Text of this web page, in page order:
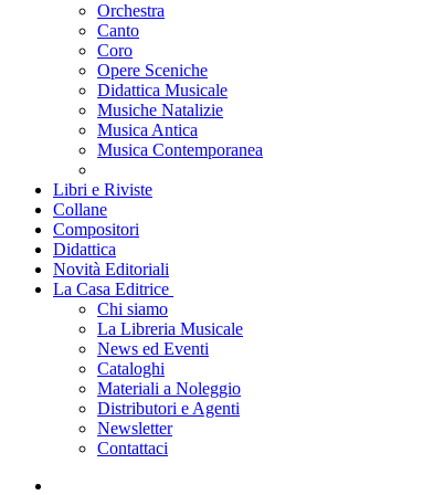
Orchestra
Canto
Coro
Opere Sceniche
Didattica Musicale
Musiche Natalizie
Musica Antica
Musica Contemporanea
Libri e Riviste
Collane
Compositori
Didattica
Novità Editoriali
La Casa Editrice
Chi siamo
La Libreria Musicale
News ed Eventi
Cataloghi
Materiali a Noleggio
Distributori e Agenti
Newsletter
Contattaci